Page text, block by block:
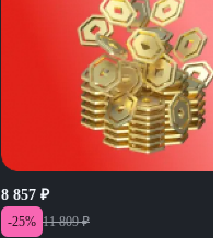
8 857 ₽
-25% 11 809 ₽